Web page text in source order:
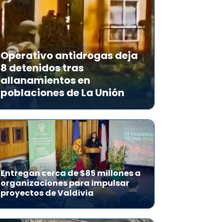
Operativo antidrogas deja
8 detenidos tras
allanamientos en
poblaciones de La Unión
Entregan cerca de $85 millones a
organizaciones para impulsar
proyectos de Valdivia